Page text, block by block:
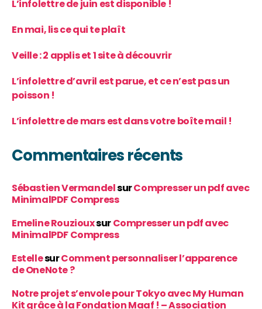
L’infolettre de juin est disponible !
En mai, lis ce qui te plaît
Veille : 2 applis et 1 site à découvrir
L’infolettre d’avril est parue, et ce n’est pas un
poisson !
L’infolettre de mars est dans votre boîte mail !
Commentaires récents
Sébastien VermandelsurCompresser un pdf avec
MinimalPDF Compress
Emeline RouziouxsurCompresser un pdf avec
MinimalPDF Compress
EstellesurComment personnaliser l’apparence
de OneNote ?
Notre projet s’envole pour Tokyo avec My Human
Kit grâce à la Fondation Maaf ! – Association